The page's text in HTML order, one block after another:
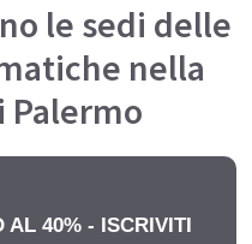
le sedi delle
nella
Palermo
AL 40% - ISCRIVITI